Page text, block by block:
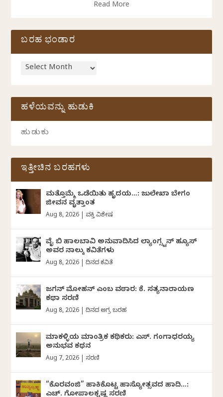
Read More
ಬರಹ ಭಂಡಾರ
ಹಳೆಯವನ್ನು ಹುಡುಕಿ
ಇತ್ತೀಚಿನ ಬರಹಗಳು
ಮತ್ತೊಮ್ಮೆ ಒಡೆಯಿತು ಹೃದಯ…: ಜುಲೇಖಾ ಬೇಗಂ
ಜೀವನ ವೃತ್ತಾಂತ
Aug 8, 2026 ವ್ಯಕ್ತಿ ವಿಶೇಷ
ವೈ ಬಿ ಹಾಲಬಾವಿ ಅನುವಾದಿಸಿದ ಲ್ಯಾಂಗ್ಸ್ಟನ್ ಹ್ಯೂಸ್
ಅವರ ನಾಲ್ಕು ಕವಿತೆಗಳು
Aug 8, 2026 |ದಿನದ ಕವಿತೆ
ಜಗನ್‌ ಮೋಹನ್‌ ಎಂಬ ವಠಾರ: ಕೆ. ಸತ್ಯನಾರಾಯಣ
ಕಥಾ ಸರಣಿ
Aug 8, 2026 |ದಿನದ ಅಗ್ರ ಬರಹ
ಮಾಕಳ್ಳಿಯ ಮಾಂತ್ರಿಕ ಕಥಿಕರು: ಎಸ್. ಗಂಗಾಧರಯ್ಯ
ಅನುಭವ ಕಥನ
Aug 7, 2026 ಸರಣಿ
“ಕೊರವಂಜಿ” ಹಾಕಿಕೊಟ್ಟ ಹಾಸ್ಯೋತ್ಸವದ ಹಾದಿ…:
ಎಚ್. ಗೋಪಾಲಕೃಷ್ಣ ಸರಣಿ